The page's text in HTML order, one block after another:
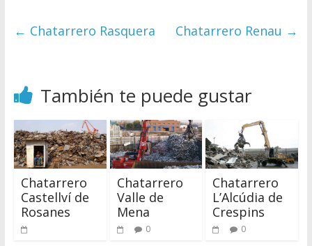
← Chatarrero Rasquera Chatarrero Renau →
También te puede gustar
Chatarrero
Castellví de
Rosanes
Chatarrero
Valle de
Mena
0
Chatarrero
L’Alcúdia de
Crespins
0